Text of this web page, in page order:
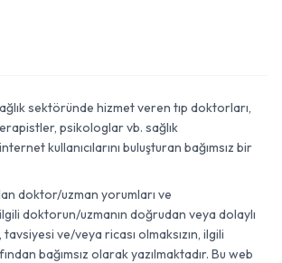
sektöründe hizmet veren tıp doktorları,
psikologlar vb. sağlık
kullanıcılarını buluşturan bağımsız bir
doktor/uzman yorumları ve
doktorun/uzmanın doğrudan veya dolaylı
ve/veya ricası olmaksızın, ilgili
bağımsız olarak yazılmaktadır. Bu web